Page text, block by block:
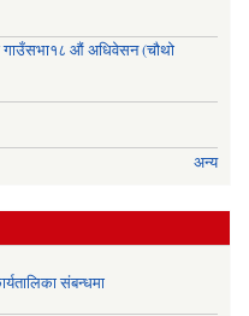
गाउँसभा१८ औं अधिवेसन (चौथो
अन्य
संबन्धमा